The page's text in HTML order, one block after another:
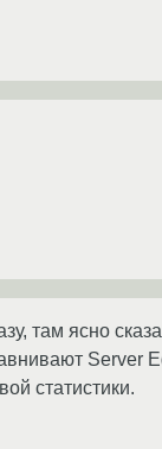
там ясно
Server
статистики.